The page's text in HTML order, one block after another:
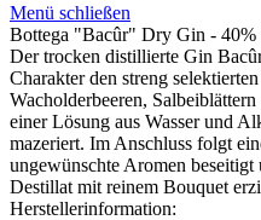
Menü schließen
Bottega "Bacûr" Dry Gin - 40%
Der trocken distillierte Gin
Charakter den streng
Wacholderbeeren,
einer Lösung aus Wasser und
mazeriert. Im Anschluss folgt
ungewünschte Aromen beseitigt
Destillat mit reinem Bouquet
Herstellerinformation: